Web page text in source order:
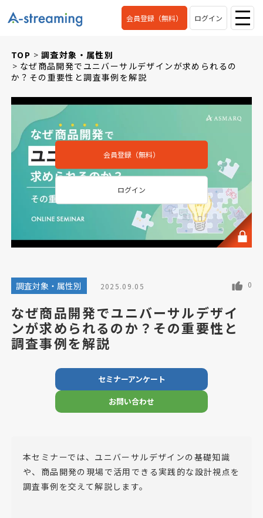
会員登録（無料） ログイン
TOP
調査対象・属性別
なぜ商品開発でユニバーサルデザインが求められるの
か？その重要性と調査事例を解説
会員登録（無料）
ログイン
調査対象・属性別 2025.09.05 0
なぜ商品開発でユニバーサルデザイ
ンが求められるのか？その重要性と
調査事例を解説
セミナーアンケート
お問い合わせ
本セミナーでは、ユニバーサルデザインの基礎知識
や、商品開発の現場で活用できる実践的な設計視点を
調査事例を交えて解説します。